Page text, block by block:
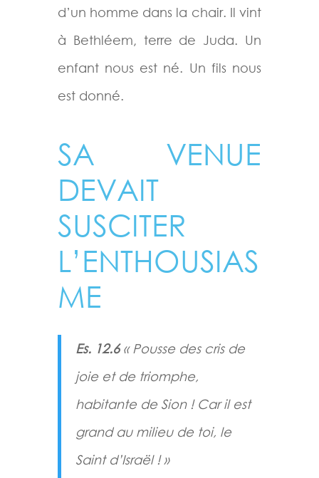
d’un homme dans la chair. Il vint
à Bethléem, terre de Juda. Un
enfant nous est né. Un fils nous
est donné.
SA VENUE
DEVAIT
SUSCITER
L’ENTHOUSIAS
ME
Es. 12.6« Pousse des cris de
joie et de triomphe,
habitante de Sion ! Car il est
grand au milieu de toi, le
Saint d’Israël ! »